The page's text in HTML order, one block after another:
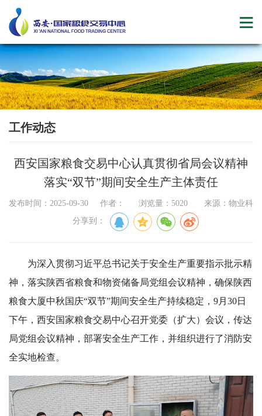
工作动态
西安国家粮食交易中心认真贯彻省局会议精神
落实“双节”期间安全生产主体责任
发布时间：2025-09-30 作者： 浏览量：5020 来源：物业科
分享到：
为深入贯彻习近平总书记关于安全生产重要指示批示精
神，落实陕西省粮食和物资储备局党组会议精神，确保陕西
粮食大厦中秋国庆“双节”期间安全生产持续稳定，9月30日
下午，西安国家粮食交易中心召开党委（扩大）会议，传达
局党组会议精神，部署安全生产工作，并组织进行了消防安
全实地检查。